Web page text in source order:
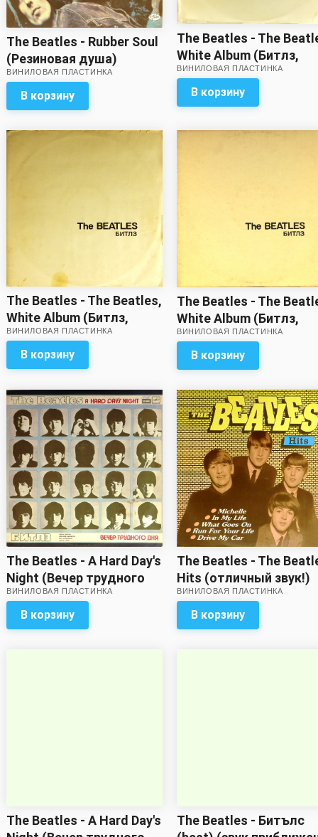
The Beatles - Rubber Soul
(Резиновая душа)
ВИНИЛОВАЯ ПЛАСТИНКА
В корзину
The Beatles - The
White Album (Битлз,
Белый альбом) (2 LP) *
ВИНИЛОВАЯ ПЛАСТИНКА
В корзину
The Beatles - The Beatles,
White Album (Битлз,
Белый альбом) (2 LP) *
ВИНИЛОВАЯ ПЛАСТИНКА
В корзину
The Beatles - The
White Album (Битлз,
Белый альбом) (2 LP)*
ВИНИЛОВАЯ ПЛАСТИНКА
В корзину
The Beatles - A Hard Day's
Night (Вечер трудного
дня) (звук
удовлетворительный,
обложка на три с
ВИНИЛОВАЯ ПЛАСТИНКА
В корзину
The Beatles - The
Hits (отличный звук!)
ВИНИЛОВАЯ ПЛАСТИНКА
В корзину
The Beatles - A Hard Day's
The Beatles - Битълс